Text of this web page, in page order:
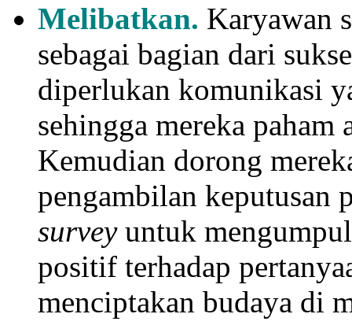
Melibatkan. Karyawan
sebagai bagian dari
diperlukan komunikasi
sehingga mereka paham
Kemudian dorong
pengambilan keputusan
surveyuntuk
positif terhadap
menciptakan budaya di